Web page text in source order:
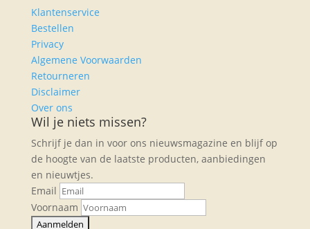
Klantenservice
Bestellen
Privacy
Algemene Voorwaarden
Retourneren
Disclaimer
Over ons
Wil je niets missen?
Schrijf je dan in voor ons nieuwsmagazine en blijf op
de hoogte van de laatste producten, aanbiedingen
en nieuwtjes.
Email
Voornaam